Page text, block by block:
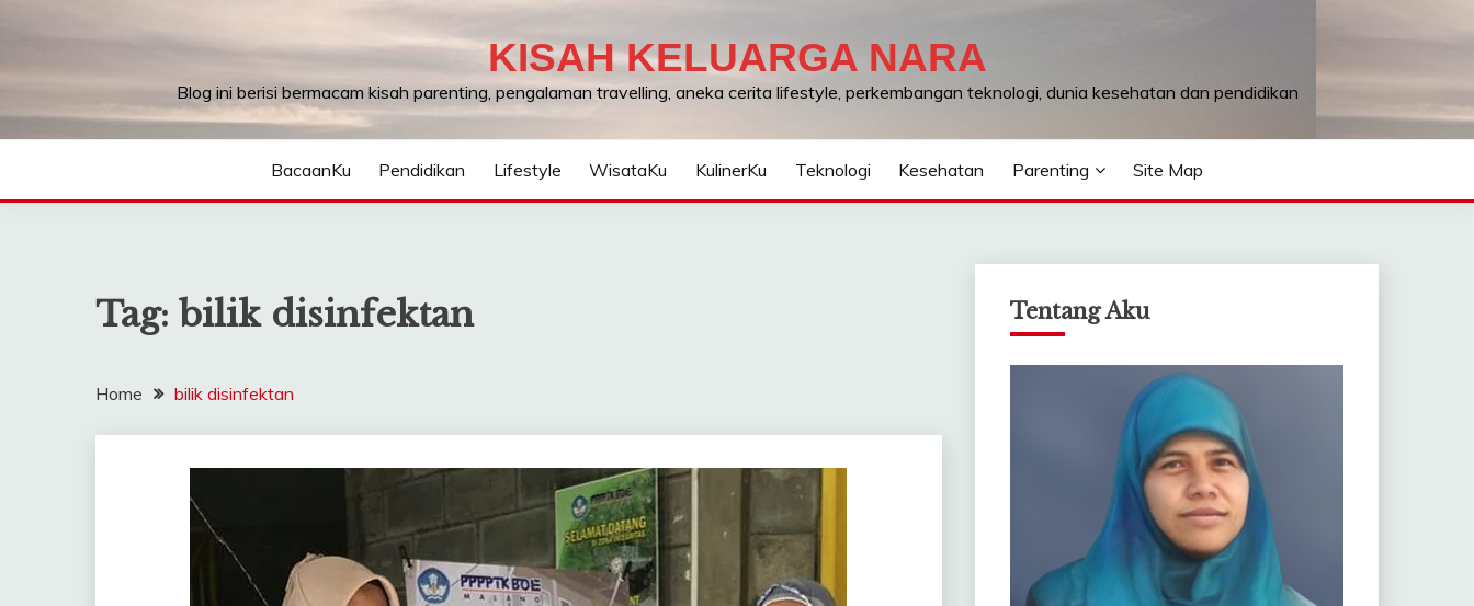
KISAH KELUARGA NARA
Blog ini berisi bermacam kisah parenting, pengalaman travelling, aneka cerita lifestyle, perkembangan teknologi, dunia kesehatan dan pendidikan
BacaanKu Pendidikan Lifestyle WisataKu KulinerKu Teknologi Kesehatan Parenting Site Map
Tag: bilik disinfektan
Home bilik disinfektan
Tentang Aku